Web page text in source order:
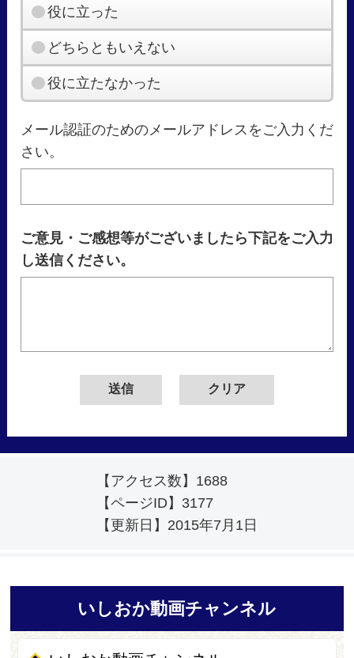
役に立った
どちらともいえない
役に立たなかった
メール認証のためのメールアドレスをご入力くだ
さい。
ご意見・ご感想等がございましたら下記をご入力
し送信ください。
【アクセス数】 1688
【ページID】 3177
【更新日】 2015年7月1日
いしおか動画チャンネル